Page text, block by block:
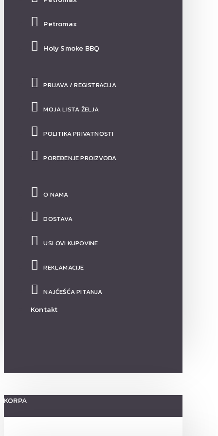
Petromax
Holy Smoke BBQ
PRIJAVA / REGISTRACIJA
MOJA LISTA ŽELJA
POLITIKA PRIVATNOSTI
POREĐENJE PROIZVODA
O NAMA
DOSTAVA
USLOVI KUPOVINE
REKLAMACIJE
NAJČEŠĆA PITANJA
Kontakt
KORPA